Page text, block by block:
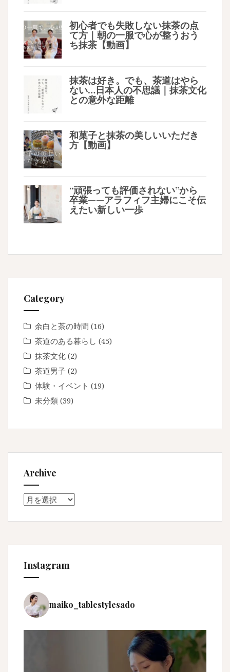
初心者でも失敗しない抹茶の点
て方｜朝の一服で心が整うおう
ち抹茶【動画】
抹茶は好き。でも、茶道はやら
ない…日本人の不思議｜抹茶文化
との意外な距離
和菓子と抹茶の美しいいただき
方【動画】
“頑張っても評価されない”から
卒業——アラフィフ主婦にこそ伝
えたい新しい一歩
Category
余白と茶の時間 (16)
茶道のある暮らし (45)
抹茶文化 (2)
茶道男子 (2)
体験・イベント (19)
未分類 (39)
Archive
Archive
Instagram
maiko_tablestylesado